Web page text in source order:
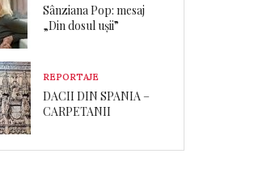
Sânziana Pop: mesaj
„Din dosul ușii”
REPORTAJE
DACII DIN SPANIA –
CARPETANII